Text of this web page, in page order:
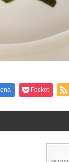
Pocket